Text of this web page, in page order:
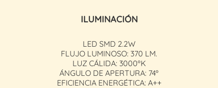
ILUMINACIÓN
LED SMD 2.2W
FLUJO LUMINOSO: 370 LM.
LUZ CÁLIDA: 3000ºK
ÁNGULO DE APERTURA: 74º
EFICIENCIA ENERGÉTICA: A++